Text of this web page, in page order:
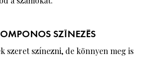
SZÍNEZÉS
szeret színezni, de könnyen meg is